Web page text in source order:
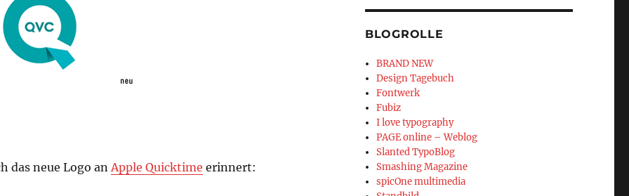
das neue Logo anApple Quicktime erinnert:
BLOGROLLE
BRAND NEW
Design Tagebuch
Fontwerk
Fubiz
I love typography
PAGE online – Weblog
Slanted TypoBlog
Smashing Magazine
spicOne multimedia